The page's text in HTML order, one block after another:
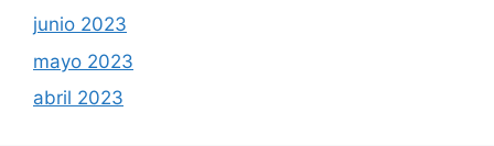
junio 2023
mayo 2023
abril 2023